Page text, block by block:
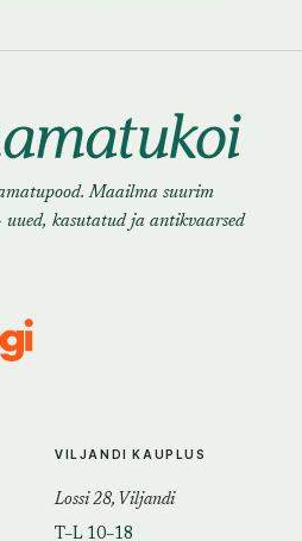
Maailma suurim
kasutatud ja antikvaarsed
VILJANDI KAUPLUS
Lossi 28, Viljandi
T–L 10–18